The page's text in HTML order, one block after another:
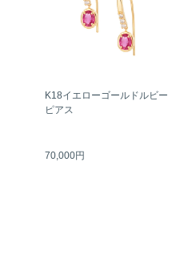
K18イエローゴールドルビー
ピアス
70,000円